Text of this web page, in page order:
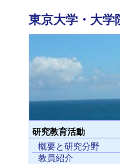
東京大学 ・ 大学
研究教育活動
概要と研究分野
教員紹介